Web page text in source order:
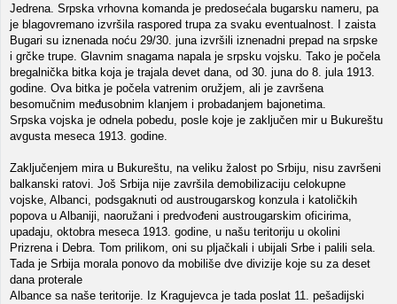
Jedrena. Srpska vrhovna komanda je predosećala bugarsku nameru, pa
je blagovremano izvršila raspored trupa za svaku eventualnost. I zaista
Bugari su iznenada noću 29/30. juna izvršili iznenadni prepad na srpske
i grčke trupe. Glavnim snagama napala je srpsku vojsku. Tako je počela
bregalnička bitka koja je trajala devet dana, od 30. juna do 8. jula 1913.
godine. Ova bitka je počela vatrenim oružjem, ali je završena
besomučnim međusobnim klanjem i probadanjem bajonetima.
Srpska vojska je odnela pobedu, posle koje je zaključen mir u Bukureštu
avgusta meseca 1913. godine.
Zaključenjem mira u Bukureštu, na veliku žalost po Srbiju, nisu završeni
balkanski ratovi. Još Srbija nije završila demobilizaciju celokupne
vojske, Albanci, podsgaknuti od austrougarskog konzula i katoličkih
popova u Albaniji, naoružani i predvođeni austrougarskim oficirima,
upadaju, oktobra meseca 1913. godine, u našu teritoriju u okolini
Prizrena i Debra. Tom prilikom, oni su pljačkali i ubijali Srbe i palili sela.
Tada je Srbija morala ponovo da mobiliše dve divizije koje su za deset
dana proterale
Albance sa naše teritorije. Iz Kragujevca je tada poslat 11. pešadijski